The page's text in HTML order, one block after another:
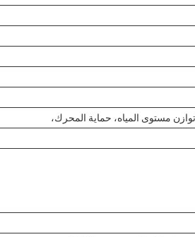
مستوى المياه، حماية المحرك،